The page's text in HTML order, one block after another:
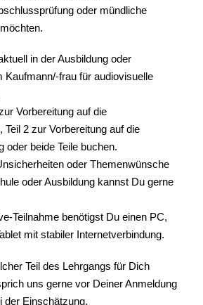
oder mündliche
in der Ausbildung oder
Kaufmann/-frau für audiovisuelle
Vorbereitung auf die
Teil 2 zur Vorbereitung auf die
oder beide Teile buchen.
oder Themenwünsche
oder Ausbildung kannst Du gerne
Teilnahme benötigst Du einen PC,
mit stabiler Internetverbindung.
Teil des Lehrgangs für Dich
uns gerne vor Deiner Anmeldung
der Einschätzung.